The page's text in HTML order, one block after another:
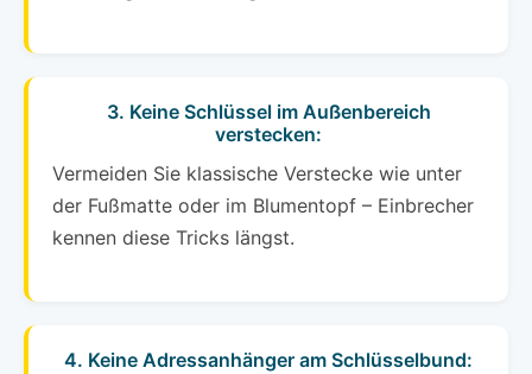
3. Keine Schlüssel im Außenbereich
verstecken:
Vermeiden Sie klassische Verstecke wie unter
der Fußmatte oder im Blumentopf – Einbrecher
kennen diese Tricks längst.
4. Keine Adressanhänger am Schlüsselbund: